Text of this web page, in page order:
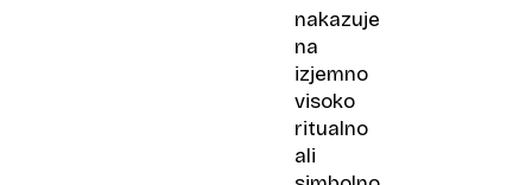
nakazuje
na
izjemno
visoko
ritualno
ali